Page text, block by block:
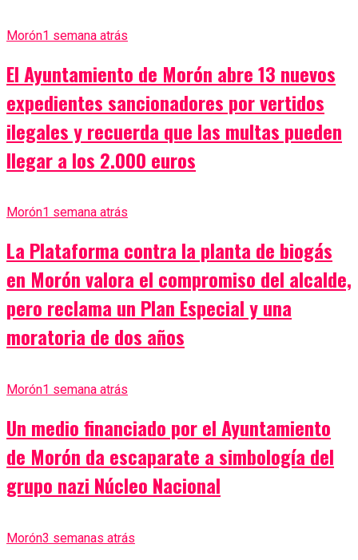
Morón1 semana atrás
El Ayuntamiento de Morón abre 13 nuevos
expedientes sancionadores por vertidos
ilegales y recuerda que las multas pueden
llegar a los 2.000 euros
Morón1 semana atrás
La Plataforma contra la planta de biogás
en Morón valora el compromiso del alcalde,
pero reclama un Plan Especial y una
moratoria de dos años
Morón1 semana atrás
Un medio financiado por el Ayuntamiento
de Morón da escaparate a simbología del
grupo nazi Núcleo Nacional
Morón3 semanas atrás